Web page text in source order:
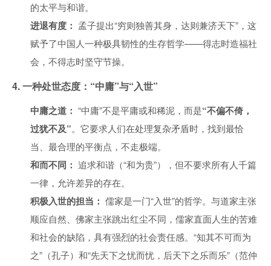
的太平与和谐。
进退有度： 孟子提出“穷则独善其身，达则兼济天下”，这
赋予了中国人一种极具韧性的生存哲学——得志时造福社
会，不得志时坚守节操。
4. 一种处世态度：“中庸”与“入世”
中庸之道： “中庸”不是平庸或和稀泥，而是“不偏不倚，
过犹不及”。它要求人们在处理复杂矛盾时，找到最恰
当、最合理的平衡点，不走极端。
和而不同： 追求和谐（“和为贵”），但不要求所有人千篇
一律，允许差异的存在。
积极入世的担当： 儒家是一门“入世”的哲学。与道家主张
顺应自然、佛家主张跳出红尘不同，儒家直面人生的苦难
和社会的缺陷，具有强烈的社会责任感。“知其不可而为
之”（孔子）和“先天下之忧而忧，后天下之乐而乐”（范仲